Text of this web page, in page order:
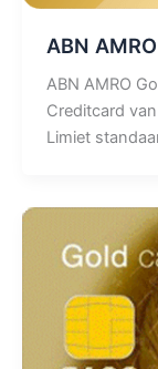
ABN
ABN AMRO
Creditcard
Limiet